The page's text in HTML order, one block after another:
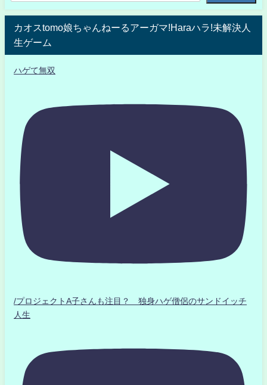
カオスtomo娘ちゃんねーるアーガマ!Haraハラ!未解決人
生ゲーム
ハゲて無双
/プロジェクトA子さんも注目？ 独身ハゲ僧侶のサンドイッチ
人生